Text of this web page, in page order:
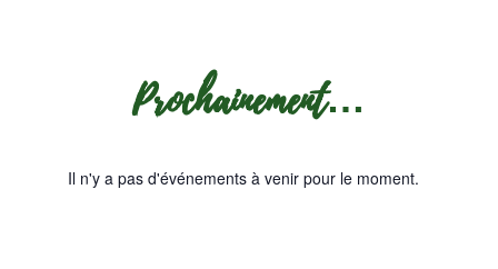
Prochainement…
Il n'y a pas d'événements à venir pour le moment.